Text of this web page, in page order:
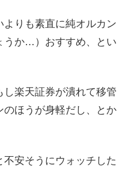
りも素直に純オルカン
うか…）おすすめ、とい
楽天証券が潰れて移管
ほうが身軽だし、とか
安そうにウォッチした